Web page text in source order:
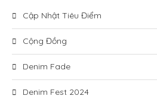
Cập Nhật Tiêu Điểm
Cộng Đồng
Denim Fade
Denim Fest 2024